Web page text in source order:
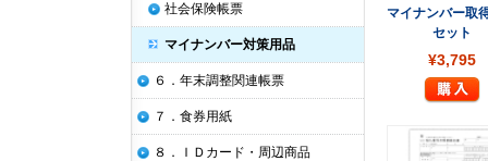
マイナンバー取
セット
¥3,795
社会保険帳票
マイナンバー対策用品
６．年末調整関連帳票
７．食券用紙
８．ＩＤカード・周辺商品